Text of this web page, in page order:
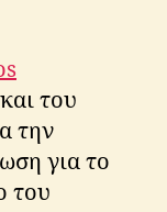
του
την
για το
του